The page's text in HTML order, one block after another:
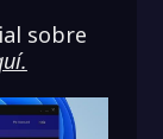
sobre